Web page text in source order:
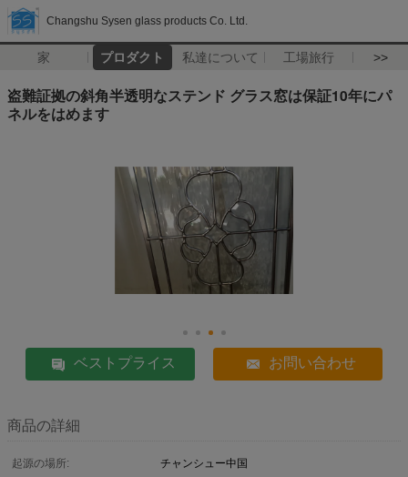
Changshu Sysen glass products Co. Ltd.
家 プロダクト 私達について 工場旅行 >>
盗難証拠の斜角半透明なステンド グラス窓は保証10年にパ
ネルをはめます
ベストプライス お問い合わせ
商品の詳細
起源の場所:
チャンシュー中国